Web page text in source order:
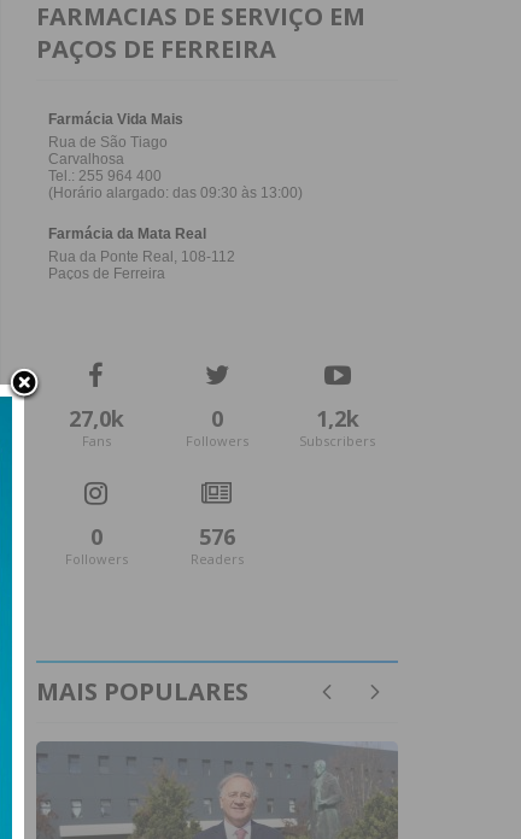
FARMACIAS DE SERVIÇO EM
PAÇOS DE FERREIRA
27,0k
Fans
0
Followers
1,2k
Subscribers
0
Followers
576
Readers
MAIS POPULARES